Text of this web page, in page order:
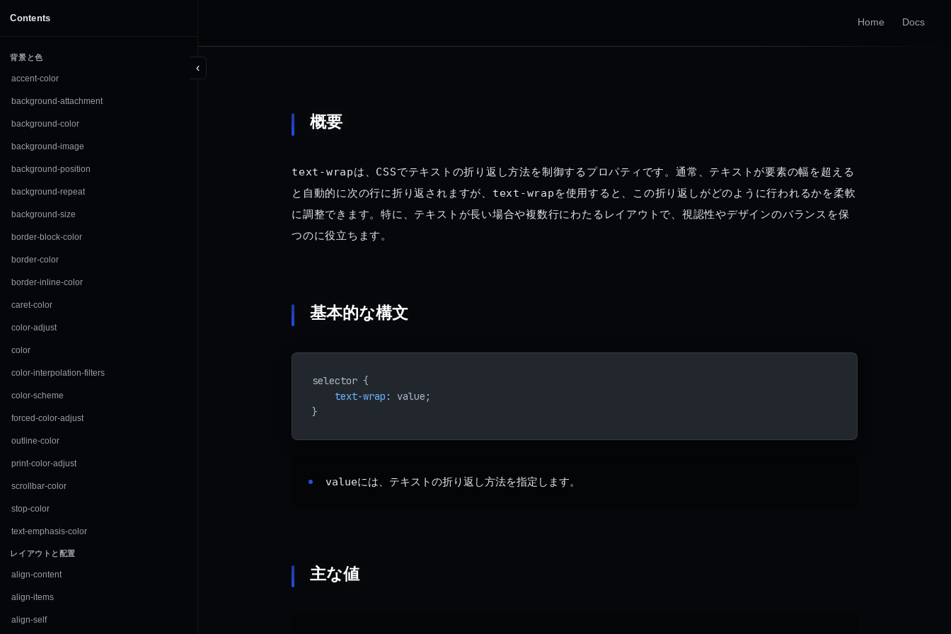
DOCUMENTATION
Home Docs
‹
Contents
背景と色
accent-color
background-attachment
background-color
background-image
background-position
background-repeat
background-size
border-block-color
border-color
border-inline-color
caret-color
color-adjust
color
color-interpolation-filters
color-scheme
forced-color-adjust
outline-color
print-color-adjust
scrollbar-color
stop-color
text-emphasis-color
レイアウトと配置
align-content
align-items
align-self
概要
text-wrapは、 CSSでテキストの折り返し方法を制御するプロパティです。通常、テキストが要素の幅を超える
と自動的に次の行に折り返されますが、 text-wrap を使用すると、この折り返しがどのように行われるかを柔軟
に調整できます。特に、テキストが長い場合や複数行にわたるレイアウトで、視認性やデザインのバランスを保
つのに役立ちます。
基本的な構文
selector {
    text-wrap
: value;
}
valueには、テキストの折り返し方法を指定します。
主な値